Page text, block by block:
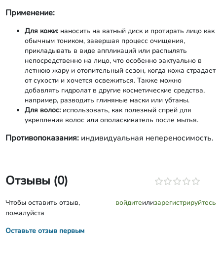
Применение:
Для кожи:наносить на ватный диск и протирать лицо как
обычным тоником, завершая процесс очищения,
прикладывать в виде аппликаций или распылять
непосредственно на лицо, что особенно эактуально в
летнюю жару и отопительный сезон, когда кожа страдает
от сухости и хочется освежиться. Также можно
добавлять гидролат в другие косметические средства,
например, разводить глиняные маски или убтаны.
Для волос:использовать, как полезный спрей для
укрепления волос или ополаскиватель после мытья.
Противопоказания: индивидуальная непереносимость.
Отзывы (0)
Чтобы оставить отзыв,
пожалуйста
войдитеилизарегистрируйтесь
Оставьте отзыв первым